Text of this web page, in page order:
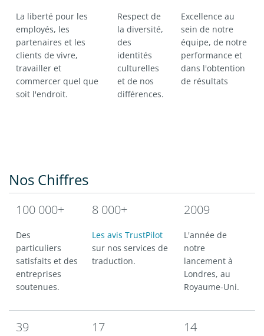
La liberté pour les
employés, les
partenaires et les
clients de vivre,
travailler et
commercer quel que
soit l'endroit.
Respect de
la diversité,
des
identités
culturelles
et de nos
différences.
Excellence au
sein de notre
équipe, de notre
performance et
dans l'obtention
de résultats
Nos Chiffres
100 000+
Des
particuliers
satisfaits et des
entreprises
soutenues.
8 000+
Les avis TrustPilot
sur nos services de
traduction.
2009
L'année de
notre
lancement à
Londres, au
Royaume-Uni.
39 17 14